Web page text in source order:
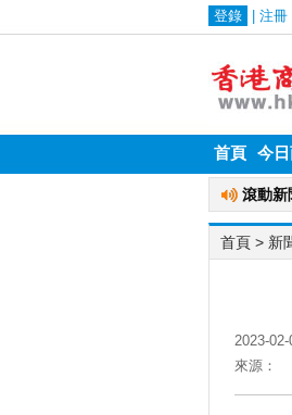
首頁 今
首頁 > 新
2023-02-
來源：